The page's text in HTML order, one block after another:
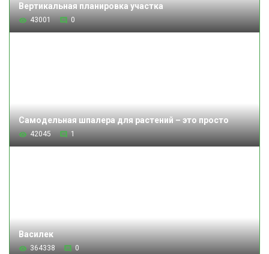
Вертикальная планировка участка
43001 0
Самодельная шпалера для растений – это просто
42045 1
Василек
364338 0